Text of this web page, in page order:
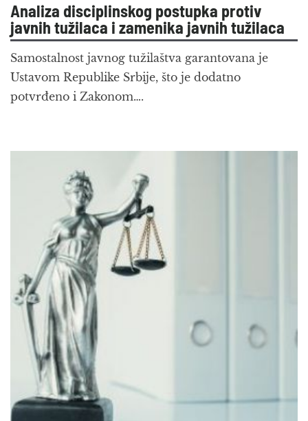
Analiza disciplinskog postupka protiv
javnih tužilaca i zamenika javnih tužilaca
Samostalnost javnog tužilaštva garantovana je
Ustavom Republike Srbije, što je dodatno
potvrđeno i Zakonom….